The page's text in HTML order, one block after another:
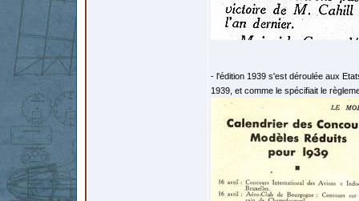
- l'édition 1939 s'est déroulée aux
1939, et comme le spécifiait le